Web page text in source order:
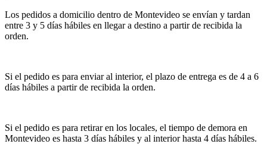
Los pedidos a domicilio dentro de Montevideo se envían y tardan
entre 3 y 5 días hábiles en llegar a destino a partir de recibida la
orden.
Si el pedido es para enviar al interior, el plazo de entrega es de 4 a 6
días hábiles a partir de recibida la orden.
Si el pedido es para retirar en los locales, el tiempo de demora en
Montevideo es hasta 3 días hábiles y al interior hasta 4 días hábiles.